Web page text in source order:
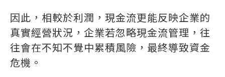
因此，相較於利潤，現金流更能反映企業的
真實經營狀況，企業若忽略現金流管理，往
往會在不知不覺中累積風險，最終導致資金
危機。